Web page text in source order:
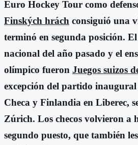
Euro Hockey Tour como
Finských hrách consiguió una
terminó en segunda posición.
nacional del año pasado y el
olímpico fueron Juegos suizos
excepción del partido
Checa y Finlandia en Liberec,
Zúrich. Los checos volvieron a
segundo puesto, que también